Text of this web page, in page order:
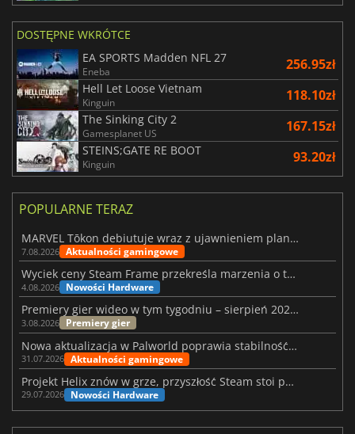
DOSTĘPNE WKRÓTCE
EA SPORTS Madden NFL 27
Eneba 256.95zł
Hell Let Loose Vietnam
Kinguin 118.10zł
The Sinking City 2
Gamesplanet US 167.15zł
STEINS;GATE RE BOOT
Kinguin 93.20zł
POPULARNE TERAZ
MARVEL Tōkon debiutuje wraz z ujawnieniem planu rozwoju na pierwszy rok
7.08.2026 Aktualności gamingowe
Wyciek ceny Steam Frame przekreśla marzenia o tanim zestawie VR
4.08.2026 Nowości Hardware
Premiery gier wideo w tym tygodniu – sierpień 2026 r. (32. tydzień)
3.08.2026 Premiery gier
Nowa aktualizacja w Palworld poprawia stabilność Sunreach i walk z bossami
31.07.2026 Aktualności gamingowe
Projekt Helix znów w grze, przyszłość Steam stoi pod znakiem zapytania
29.07.2026 Nowości Hardware